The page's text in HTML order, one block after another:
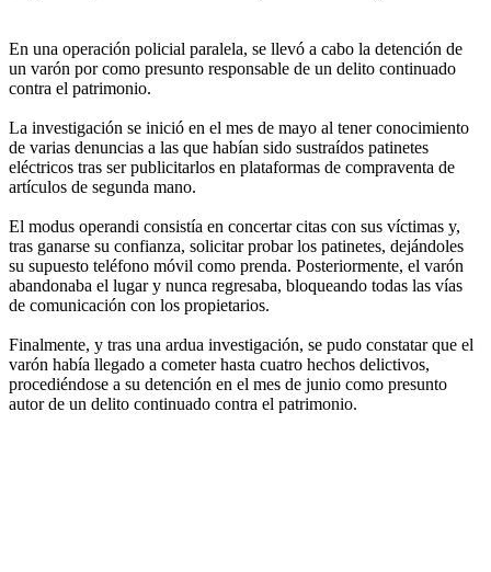
En una operación policial paralela, se llevó a cabo la detención de
un varón por como presunto responsable de un delito continuado
contra el patrimonio.
La investigación se inició en el mes de mayo al tener conocimiento
de varias denuncias a las que habían sido sustraídos patinetes
eléctricos tras ser publicitarlos en plataformas de compraventa de
artículos de segunda mano.
El modus operandi consistía en concertar citas con sus víctimas y,
tras ganarse su confianza, solicitar probar los patinetes, dejándoles
su supuesto teléfono móvil como prenda. Posteriormente, el varón
abandonaba el lugar y nunca regresaba, bloqueando todas las vías
de comunicación con los propietarios.
Finalmente, y tras una ardua investigación, se pudo constatar que el
varón había llegado a cometer hasta cuatro hechos delictivos,
procediéndose a su detención en el mes de junio como presunto
autor de un delito continuado contra el patrimonio.